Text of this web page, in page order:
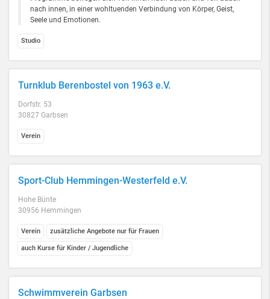
nach innen, in einer wohltuenden Verbindung von Körper, Geist,
Seele und Emotionen.
Studio
Turnklub Berenbostel von 1963 e.V.
Dorfstr. 53
30827 Garbsen
Verein
Sport-Club Hemmingen-Westerfeld e.V.
Hohe Bünte
30956 Hemmingen
Verein zusätzliche Angebote nur für Frauen
auch Kurse für Kinder / Jugendliche
Schwimmverein Garbsen